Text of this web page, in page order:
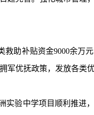
救助补贴资金9000余万
军优抚政策，发放各类
实验中学项目顺利推进